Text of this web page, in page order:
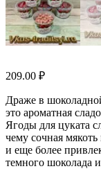
209.00 ₽
Драже в
это ароматная
Ягоды для цуката
чему сочная
и еще более
темного шоколада